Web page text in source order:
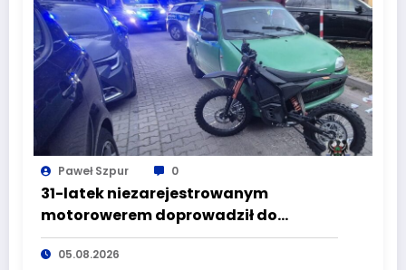
Paweł Szpur 0
31-latek niezarejestrowanym
motorowerem doprowadził do
wypadku będąc pod wpływem
alkoholu
05.08.2026